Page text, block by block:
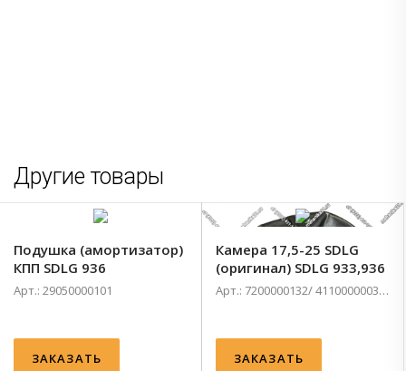
Другие товары
Подушка (амортизатор)
КПП SDLG 936
Арт.: 29050000101
ЗАКАЗАТЬ
Камера 17,5-25 SDLG
(оригинал) SDLG 933,936
Арт.: 7200000132/ 4110000003003
ЗАКАЗАТЬ